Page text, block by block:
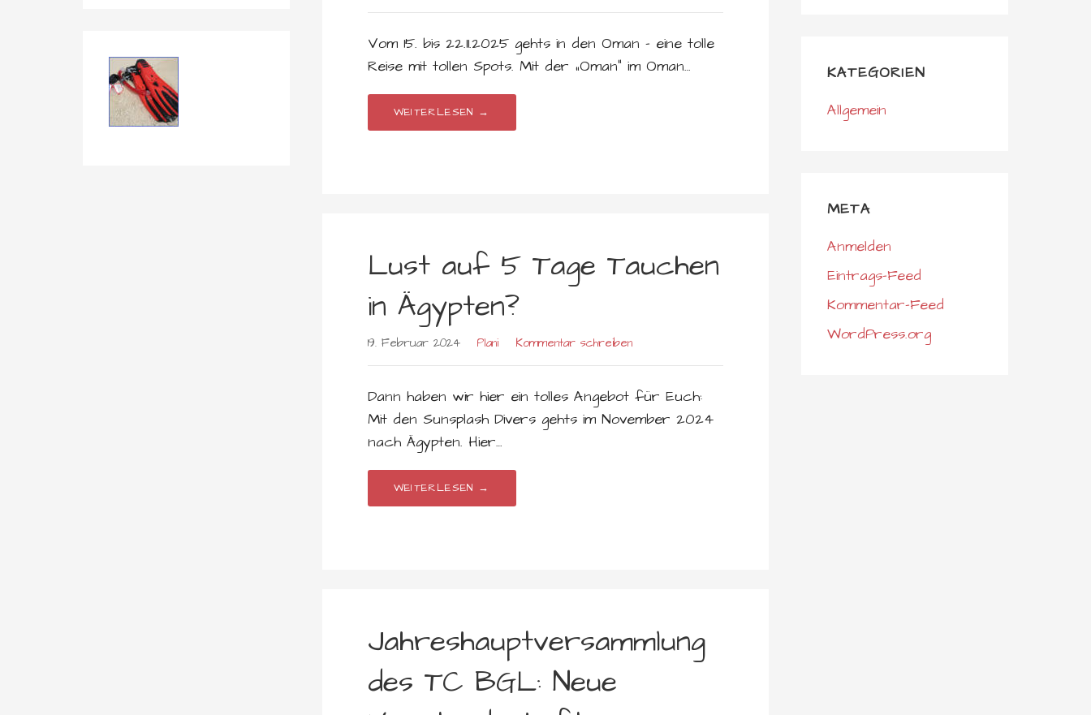
Vom 15. bis 22.11.2025 gehts in den Oman – eine tolle
Reise mit tollen Spots. Mit der „Oman“ im Oman…
WEITERLESEN →
Lust auf 5 Tage Tauchen
in Ägypten?
19. Februar 2024 Plani Kommentar schreiben
Dann haben wir hier ein tolles Angebot für Euch:
Mit den Sunsplash Divers gehts im November 2024
nach Ägypten. Hier…
WEITERLESEN →
Jahreshauptversammlung
des TC BGL: Neue
KATEGORIEN
Allgemein
META
Anmelden
Eintrags-Feed
Kommentar-Feed
WordPress.org